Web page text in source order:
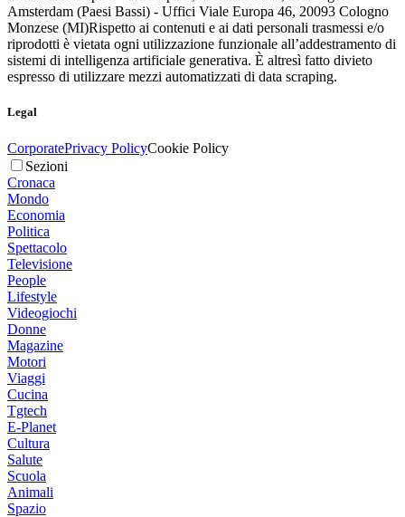
Amsterdam (Paesi Bassi) - Uffici Viale Europa 46, 20093 Cologno
Monzese (MI)Rispetto ai contenuti e ai dati personali trasmessi e/o
riprodotti è vietata ogni utilizzazione funzionale all’addestramento di
sistemi di intelligenza artificiale generativa. È altresì fatto divieto
espresso di utilizzare mezzi automatizzati di data scraping.
Legal
CorporatePrivacy PolicyCookie Policy
Sezioni
Cronaca
Mondo
Economia
Politica
Spettacolo
Televisione
People
Lifestyle
Videogiochi
Donne
Magazine
Motori
Viaggi
Cucina
Tgtech
E-Planet
Cultura
Salute
Scuola
Animali
Spazio